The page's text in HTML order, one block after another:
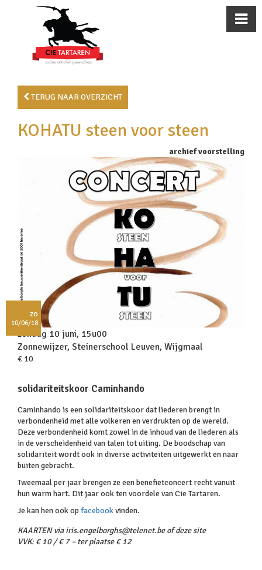
TERUG NAAR OVERZICHT
KOHATU steen voor steen
archief voorstelling
zo
10/06/18
zondag 10 juni, 15u00
Zonnewijzer, Steinerschool Leuven, Wijgmaal
€ 10
solidariteitskoor Caminhando
Caminhando is een solidariteitskoor dat liederen brengt in
verbondenheid met alle volkeren en verdrukten op de wereld.
Deze verbondenheid komt zowel in de inhoud van de liederen als
in de verscheidenheid van talen tot uiting. De boodschap van
solidariteit wordt ook in diverse activiteiten uitgewerkt en naar
buiten gebracht.
Tweemaal per jaar brengen ze een benefietconcert recht vanuit
hun warm hart. Dit jaar ook ten voordele van Cie Tartaren.
Je kan hen ook op facebookvinden.
KAARTEN via iris.engelborghs@telenet.be of deze site
VVK: € 10 / € 7 – ter plaatse € 12